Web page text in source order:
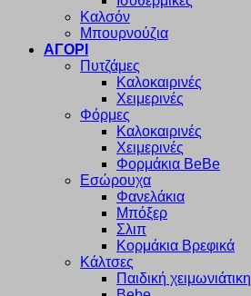
Καλσόν
Μπουρνούζια
ΑΓΟΡΙ
Πυτζάμες
Καλοκαιρινές
Χειμερινές
Φόρμες
Καλοκαιρινές
Χειμερινές
Φορμάκια BeBe
Εσώρουχα
Φανελάκια
Μπόξερ
Σλιπ
Κορμάκια Βρεφικά
Κάλτσες
Παιδική χειμωνιάτικη